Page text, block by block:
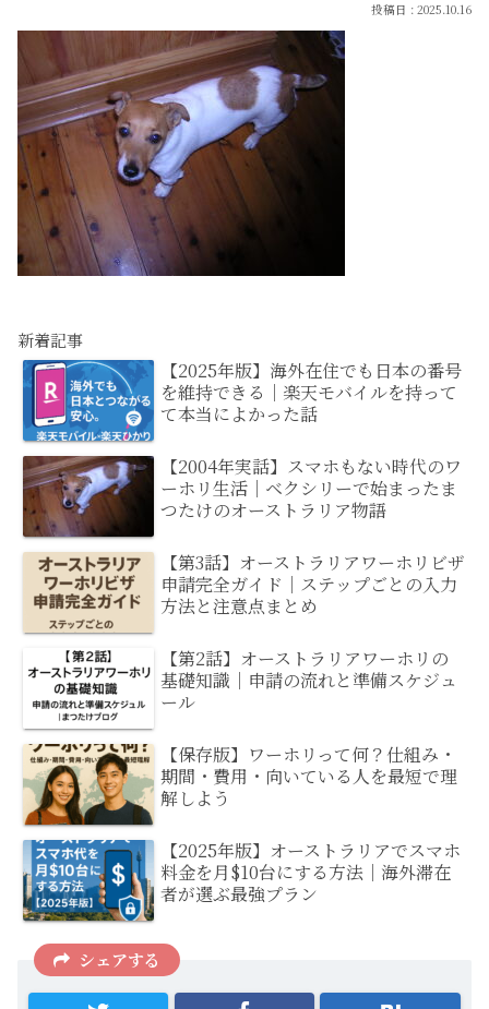
2025.10.16
新着記事
【2025年版】海外在住でも日本の番号
を維持できる｜楽天モバイルを持って
て本当によかった話
【2004年実話】スマホもない時代のワ
ーホリ生活｜ベクシリーで始まったま
つたけのオーストラリア物語
【第3話】オーストラリアワーホリビザ
申請完全ガイド｜ステップごとの入力
方法と注意点まとめ
【第2話】オーストラリアワーホリの
基礎知識｜申請の流れと準備スケジュ
ール
【保存版】ワーホリって何？仕組み・
期間・費用・向いている人を最短で理
解しよう
【2025年版】オーストラリアでスマホ
料金を月$10台にする方法｜海外滞在
者が選ぶ最強プラン
シェアする